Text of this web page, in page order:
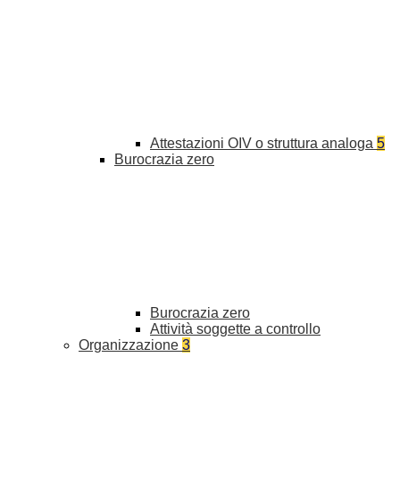
Attestazioni OIV o struttura analoga 5
Burocrazia zero
Burocrazia zero
Attività soggette a controllo
Organizzazione 3